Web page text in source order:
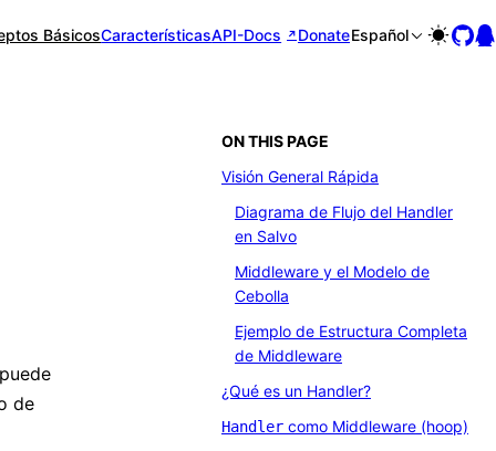
BásicosCaracterísticasAPI-Docs DonateEspañol
de
ON THIS PAGE
Visión General Rápida
Diagrama de Flujo del Handler
en Salvo
Middleware y el Modelo de
Cebolla
Ejemplo de Estructura Completa
de Middleware
¿Qué es un Handler?
Handler como Middleware (hoop)